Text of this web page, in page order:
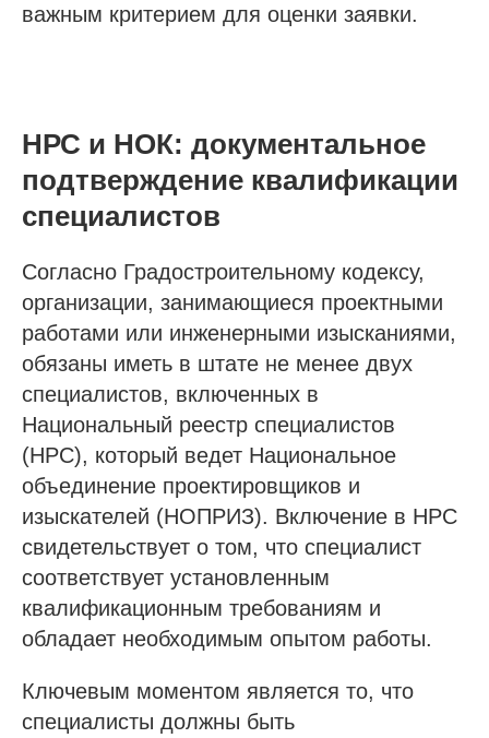
важным критерием для оценки заявки.
НРС и НОК: документальное
подтверждение квалификации
специалистов
Согласно Градостроительному кодексу,
организации, занимающиеся проектными
работами или инженерными изысканиями,
обязаны иметь в штате не менее двух
специалистов, включенных в
Национальный реестр специалистов
(НРС), который ведет Национальное
объединение проектировщиков и
изыскателей (НОПРИЗ). Включение в НРС
свидетельствует о том, что специалист
соответствует установленным
квалификационным требованиям и
обладает необходимым опытом работы.
Ключевым моментом является то, что
специалисты должны быть